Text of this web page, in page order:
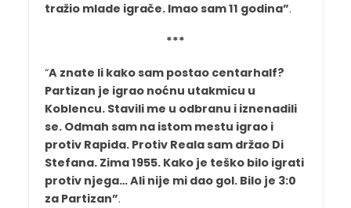
tražio mlade igrače. Imao sam 11 godina”.
***
“A znate li kako sam postao centarhalf?
Partizan je igrao noćnu utakmicu u
Koblencu. Stavili me u odbranu i iznenadili
se. Odmah sam na istom mestu igrao i
protiv Rapida. Protiv Reala sam držao Di
Stefana. Zima 1955. Kako je teško bilo igrati
protiv njega… Ali nije mi dao gol. Bilo je 3:0
za Partizan”.